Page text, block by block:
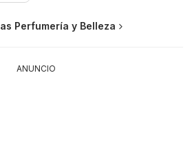
Perfumería y Belleza
ANUNCIO